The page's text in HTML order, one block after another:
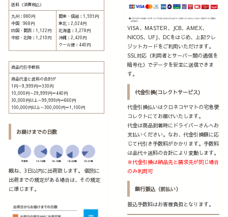
送料（消費税込）
九州：880円
中国 : 968円
四国・関西：1,122円
中部・北陸：1,210円
関東・信越：1,595円
東北：2,024円
北海道：3,278円
沖縄：2,420円
クール便：440円
商品代引手数料
商品代金と送料の合計が
1円～9,999円＝330円
10,000円～29,999円＝440円
30,000円以上～99,999円＝660円
100,000円以上～300,000円＝1,100円
お届けまでの日数
概ね、3日以内に出荷致します。 個別に
出荷までの規定がある場合は、その規定
に準じます。
VISA、MASTER、JCB、AMEX、
NICOS、UFJ、DCをはじめ、上記クレ
ジットカードをご利用いただけます。
SSL対応（利用者とサーバー間の通信を
暗号化）でデータを安全に送信できま
す。
代金引換(コレクトサービス)
代金引換払いはクロネコヤマトの宅急便
コレクトにてお届けいたします。
代金は商品到着時にドライバーさんへお
支払いください。なお、代金引換額に応
じて代引き手数料がかかります。手数料
は品代＋送料の合計により変動します。
※代金引換は納品先と請求先が同じ場合
のみ利用可
銀行振込（前払い）
振込手数料はお客様負担となります。